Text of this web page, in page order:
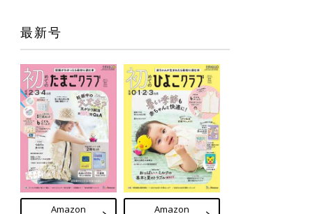
最新号
Amazon Amazon